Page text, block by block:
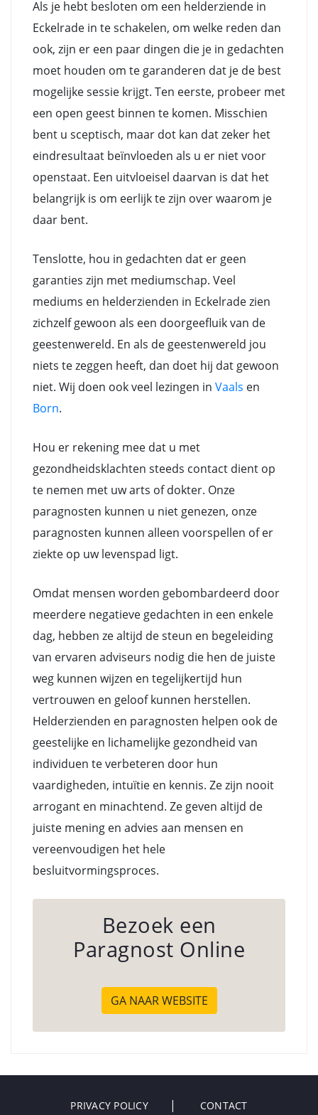
Als je hebt besloten om een helderziende in
Eckelrade in te schakelen, om welke reden dan
ook, zijn er een paar dingen die je in gedachten
moet houden om te garanderen dat je de best
mogelijke sessie krijgt. Ten eerste, probeer met
een open geest binnen te komen. Misschien
bent u sceptisch, maar dot kan dat zeker het
eindresultaat beïnvloeden als u er niet voor
openstaat. Een uitvloeisel daarvan is dat het
belangrijk is om eerlijk te zijn over waarom je
daar bent.
Tenslotte, hou in gedachten dat er geen
garanties zijn met mediumschap. Veel
mediums en helderzienden in Eckelrade zien
zichzelf gewoon als een doorgeefluik van de
geestenwereld. En als de geestenwereld jou
niets te zeggen heeft, dan doet hij dat gewoon
niet. Wij doen ook veel lezingen in Vaals en
Born.
Hou er rekening mee dat u met
gezondheidsklachten steeds contact dient op
te nemen met uw arts of dokter. Onze
paragnosten kunnen u niet genezen, onze
paragnosten kunnen alleen voorspellen of er
ziekte op uw levenspad ligt.
Omdat mensen worden gebombardeerd door
meerdere negatieve gedachten in een enkele
dag, hebben ze altijd de steun en begeleiding
van ervaren adviseurs nodig die hen de juiste
weg kunnen wijzen en tegelijkertijd hun
vertrouwen en geloof kunnen herstellen.
Helderzienden en paragnosten helpen ook de
geestelijke en lichamelijke gezondheid van
individuen te verbeteren door hun
vaardigheden, intuïtie en kennis. Ze zijn nooit
arrogant en minachtend. Ze geven altijd de
juiste mening en advies aan mensen en
vereenvoudigen het hele
besluitvormingsproces.
Bezoek een
Paragnost Online
GA NAAR WEBSITE
PRIVACY POLICY CONTACT